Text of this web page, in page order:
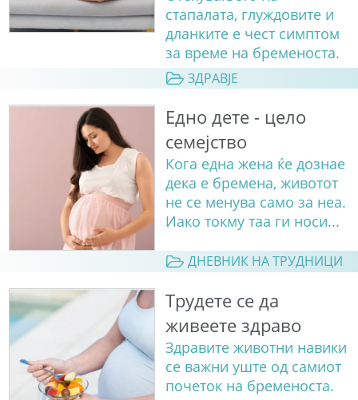
стапалата, глуждовите и
дланките е чест симптом
за време на бременоста.
ЗДРАВЈЕ
Едно дете - цело
семејство
Кога една жена ќе дознае
дека е бремена, животот
не се менува само за неа.
Иако токму таа ги носи...
ДНЕВНИК НА ТРУДНИЦИ
Трудете се да
живеете здраво
Здравите животни навики
се важни уште од самиот
почеток на бременоста.